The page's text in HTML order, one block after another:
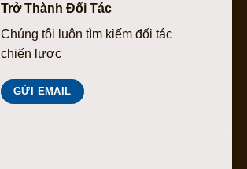
Trở Thành Đối Tác
Chúng tôi luôn tìm kiếm đối tác
chiến lược
GỬI EMAIL